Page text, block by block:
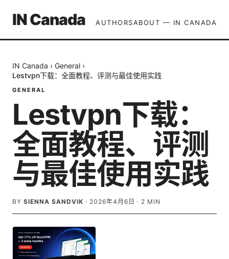
IN Canada AUTHORSABOUT — IN CANADA
IN Canada › General ›
Lestvpn下载：全面教程、评测与最佳使用实践
GENERAL
Lestvpn下载：
全面教程、评测
与最佳使用实践
BY SIENNA SANDVIK · 2026年4月6日 · 2 MIN